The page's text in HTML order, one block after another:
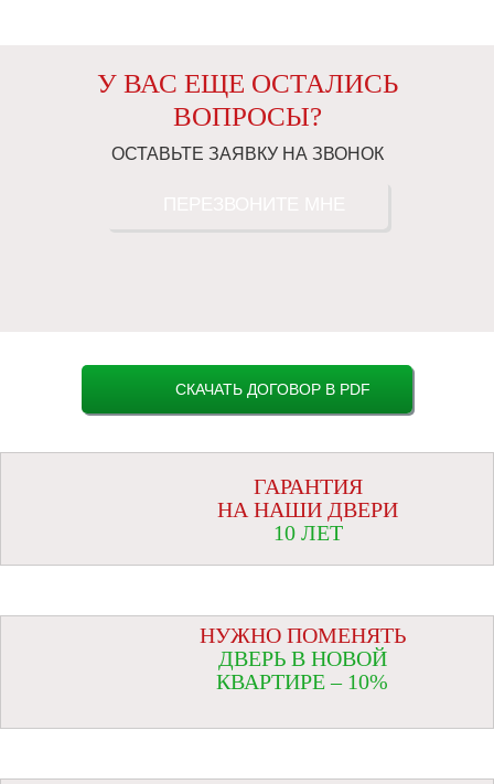
У ВАС ЕЩЕ ОСТАЛИСЬ
ВОПРОСЫ?
ОСТАВЬТЕ ЗАЯВКУ НА ЗВОНОК
СКАЧАТЬ ДОГОВОР В PDF
ГАРАНТИЯ
НА НАШИ ДВЕРИ
10 ЛЕТ
НУЖНО ПОМЕНЯТЬ
ДВЕРЬ В НОВОЙ
КВАРТИРЕ – 10%